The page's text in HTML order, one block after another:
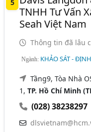
5
TNHH Tư Vấn
Seah Việt Nam
Thông tin đã lâu
Ngành: KHẢO SÁT -
Tầng9, Tòa Nhà
1,TP. Hồ Chí Minh
(028) 38238297